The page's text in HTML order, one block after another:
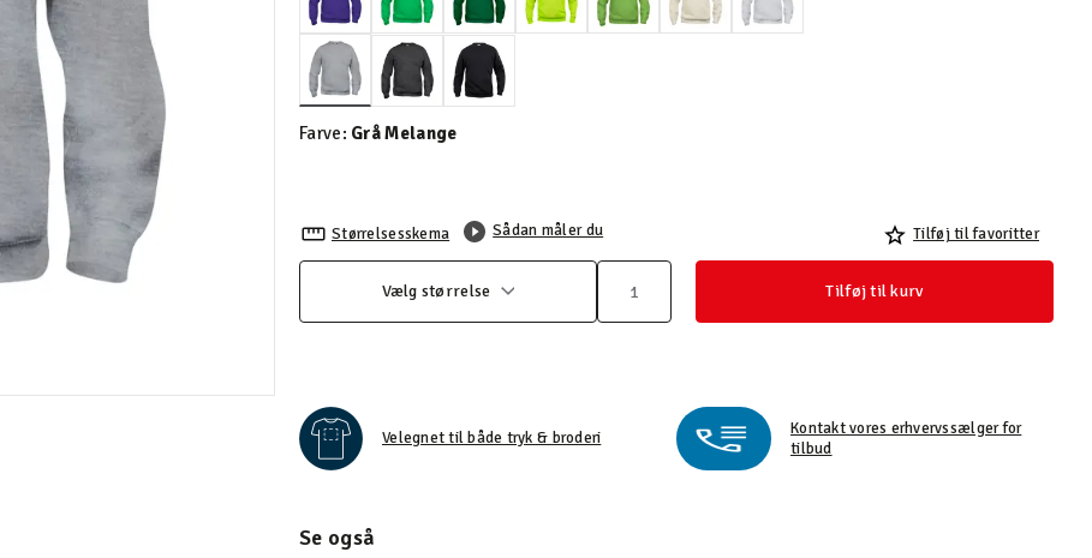
valgte
Farve: Grå Melange
Størrelsesskema Sådan måler du Tilføj til favoritter
Vælg størrelse Tilføj til kurv
Velegnet til både tryk & broderi
Kontakt vores erhvervssælger for
tilbud
Se også